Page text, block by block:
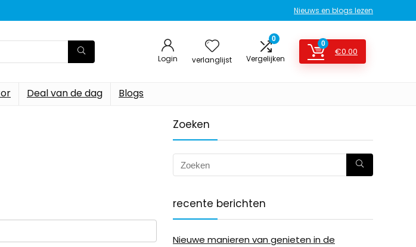
Nieuws en blogs lezen
Login verlanglijst
0
Vergelijken
0
€0.00
Deal van de dag Blogs
Zoeken
recente berichten
Nieuwe manieren van genieten in de